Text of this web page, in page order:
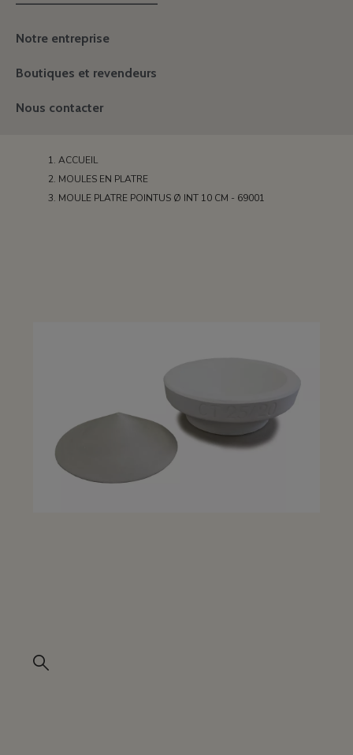
———————————————
Notre entreprise
Boutiques et revendeurs
Nous contacter
ACCUEIL
MOULES EN PLATRE
MOULE PLATRE POINTUS Ø INT 10 CM - 69001